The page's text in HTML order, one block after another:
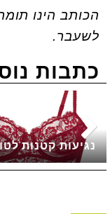
הכותב הינו
לשעבר.
כתבות
נגיעות קטנות